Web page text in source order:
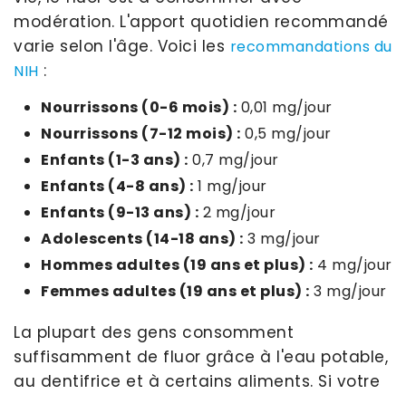
modération. L'apport quotidien recommandé
varie selon l'âge. Voici les recommandations du
NIH :
Nourrissons (0-6 mois) : 0,01 mg/jour
Nourrissons (7-12 mois) : 0,5 mg/jour
Enfants (1-3 ans) : 0,7 mg/jour
Enfants (4-8 ans) : 1 mg/jour
Enfants (9-13 ans) : 2 mg/jour
Adolescents (14-18 ans) : 3 mg/jour
Hommes adultes (19 ans et plus) : 4 mg/jour
Femmes adultes (19 ans et plus) : 3 mg/jour
La plupart des gens consomment
suffisamment de fluor grâce à l'eau potable,
au dentifrice et à certains aliments. Si votre